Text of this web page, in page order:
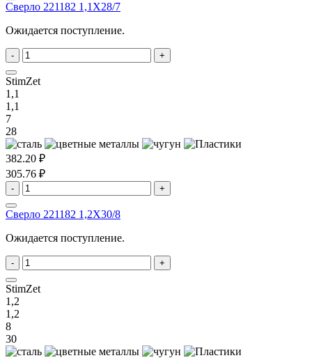
Сверло 221182 1,1X28/7
Ожидается поступление.
- +
StimZet
1,1
1,1
7
28
382.20 ₽
305.76 ₽
- +
Сверло 221182 1,2X30/8
Ожидается поступление.
- +
StimZet
1,2
1,2
8
30